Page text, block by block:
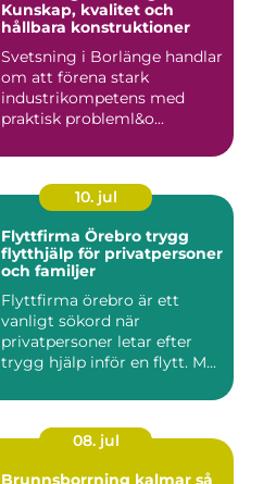
Kunskap, kvalitet och
hållbara konstruktioner
Svetsning i Borlänge handlar
om att förena stark
industrikompetens med
praktisk probleml&o...
10. jul
Flyttfirma Örebro trygg
flytthjälp för privatpersoner
och familjer
Flyttfirma örebro är ett
vanligt sökord när
privatpersoner letar efter
trygg hjälp inför en flytt. M...
08. jul
Brunnsborrning kalmar så